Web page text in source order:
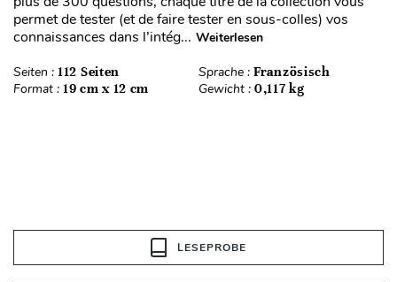
permet de tester (et de faire tester en sous-colles) vos
connaissances dans l’intég... Weiterlesen
Seiten : 112 Seiten Sprache : Französisch
Format : 19 cm x 12 cm Gewicht : 0,117 kg
LESEPROBE